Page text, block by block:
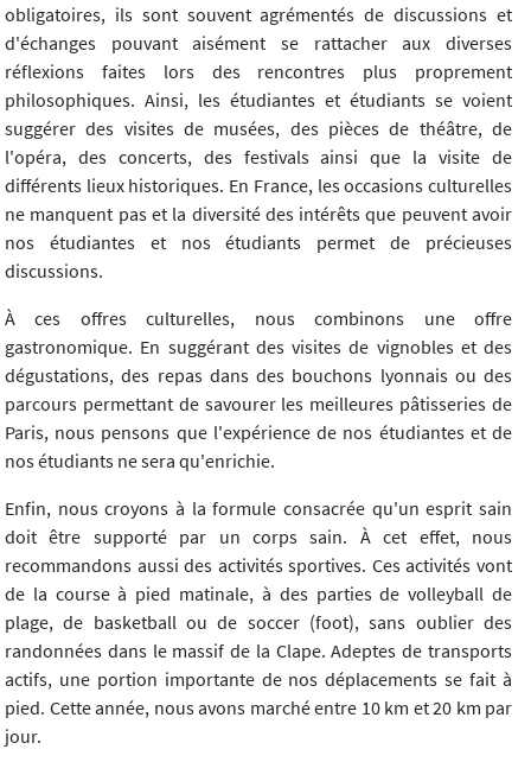
obligatoires, ils sont souvent agrémentés de discussions et
d'échanges pouvant aisément se rattacher aux diverses
réflexions faites lors des rencontres plus proprement
philosophiques. Ainsi, les étudiantes et étudiants se voient
suggérer des visites de musées, des pièces de théâtre, de
l'opéra, des concerts, des festivals ainsi que la visite de
différents lieux historiques. En France, les occasions culturelles
ne manquent pas et la diversité des intérêts que peuvent avoir
nos étudiantes et nos étudiants permet de précieuses
discussions.
À ces offres culturelles, nous combinons une offre
gastronomique. En suggérant des visites de vignobles et des
dégustations, des repas dans des bouchons lyonnais ou des
parcours permettant de savourer les meilleures pâtisseries de
Paris, nous pensons que l'expérience de nos étudiantes et de
nos étudiants ne sera qu'enrichie.
Enfin, nous croyons à la formule consacrée qu'un esprit sain
doit être supporté par un corps sain. À cet effet, nous
recommandons aussi des activités sportives. Ces activités vont
de la course à pied matinale, à des parties de volleyball de
plage, de basketball ou de soccer (foot), sans oublier des
randonnées dans le massif de la Clape. Adeptes de transports
actifs, une portion importante de nos déplacements se fait à
pied. Cette année, nous avons marché entre 10 km et 20 km par
jour.